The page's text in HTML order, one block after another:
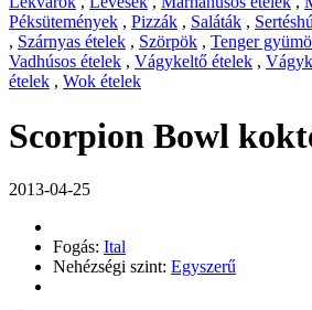
Péksütemények , Pizzák , Saláták ,
, Szárnyas ételek , Szörpök , Tenger
Vadhúsos ételek , Vágykeltő ételek ,
ételek , Wok ételek
Scorpion Bowl
2013-04-25
Fogás: Ital
Nehézségi szint: Egyszerű